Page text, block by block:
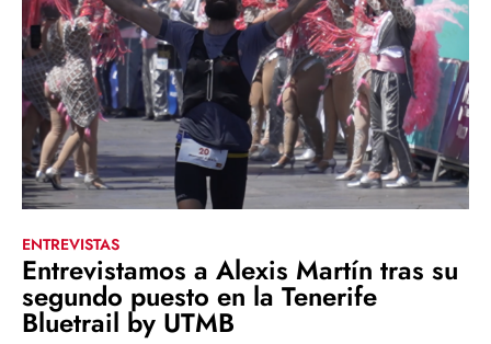
ENTREVISTAS
Entrevistamos a Alexis Martín tras su
segundo puesto en la Tenerife
Bluetrail by UTMB